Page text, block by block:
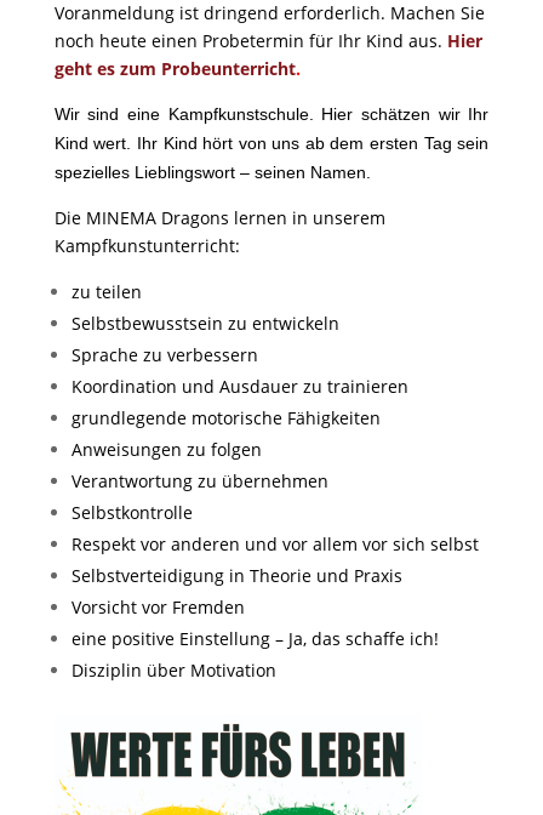
Voranmeldung ist dringend erforderlich. Machen Sie
noch heute einen Probetermin für Ihr Kind aus. Hier
geht es zum Probeunterricht.
Wir sind eine Kampfkunstschule. Hier schätzen wir Ihr
Kind wert. Ihr Kind hört von uns ab dem ersten Tag sein
spezielles Lieblingswort – seinen Namen.
Die MINEMA Dragons lernen in unserem
Kampfkunstunterricht:
zu teilen
Selbstbewusstsein zu entwickeln
Sprache zu verbessern
Koordination und Ausdauer zu trainieren
grundlegende motorische Fähigkeiten
Anweisungen zu folgen
Verantwortung zu übernehmen
Selbstkontrolle
Respekt vor anderen und vor allem vor sich selbst
Selbstverteidigung in Theorie und Praxis
Vorsicht vor Fremden
eine positive Einstellung – Ja, das schaffe ich!
Disziplin über Motivation